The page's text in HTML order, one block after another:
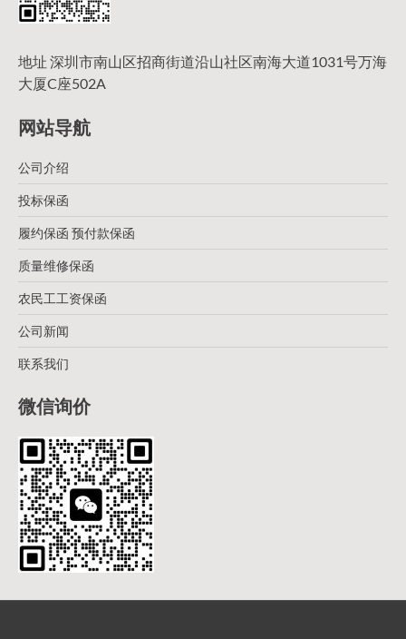
地址 深圳市南山区招商街道沿山社区南海大道1031号万海
大厦C座502A
网站导航
公司介绍
投标保函
履约保函 预付款保函
质量维修保函
农民工工资保函
公司新闻
联系我们
微信询价